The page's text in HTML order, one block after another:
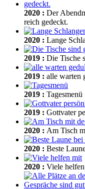
2020 : Der
reich gedeckt.
2020 : Lange
2019 : Die Tische
2019 : alle warten
2019 : Tagesmenü
2019 : Gottvater
2020 : Am Tisch
2020 : Beste
2020 : Viele